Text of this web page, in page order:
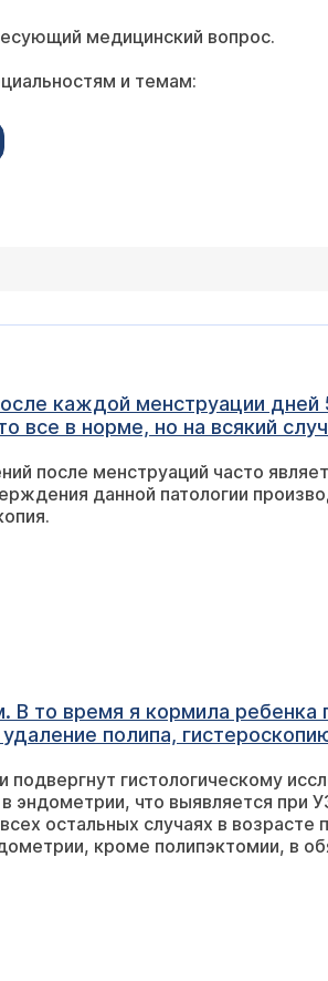
медицинский вопрос.
и темам:
каждой менструации
все в норме, но на всякий
у меня тоже нет. Что
может быть или какой еще
является одним из признаков
данной патологии
то время я кормила ребенка
полипа,
выделений между
забеременеть, очень
гистологическому
эндометрии, что выявляется при
остальных случаях в возрасте
кроме полипэктомии, в